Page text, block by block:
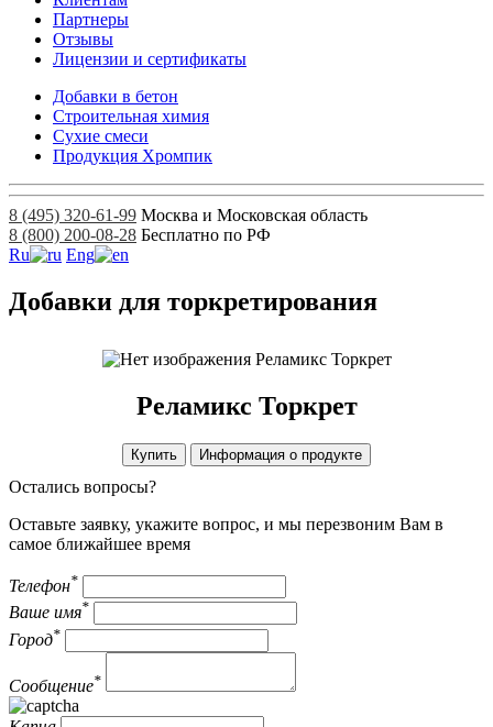
Партнеры
Отзывы
Лицензии и сертификаты
Добавки в бетон
Строительная химия
Сухие смеси
Продукция Хромпик
8 (495) 320-61-99 Москва и Московская область
8 (800) 200-08-28 Бесплатно по РФ
Ru
Eng
Добавки для торкретирования
Реламикс Торкрет
Реламикс Торкрет
Купить Информация о продукте
Остались вопросы?
Оставьте заявку, укажите вопрос, и мы перезвоним Вам в
самое ближайшее время
Телефон*
Ваше имя*
Город*
Сообщение*